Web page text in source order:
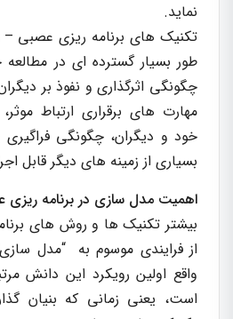
نماید.
تکنیک های برنامه ریزی عصبی –
طور بسیار گسترده ای در
چگونگی اثرگذاری و نفوذ بر
مهارت های برقراری ارتباط
خود و دیگران، چگونگی فراگیری
بسیاری از زمینه های دیگر قابل
اهمیت مدل سازی در برنامه ریزی
بیشتر تکنیک ها و روش های
از فرایندی موسوم به “مدل
واقع اولین رویکرد این دانش
است، یعنی زمانی که بنیان